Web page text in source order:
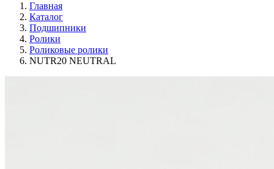
Главная
Каталог
Подшипники
Ролики
Роликовые ролики
NUTR20 NEUTRAL